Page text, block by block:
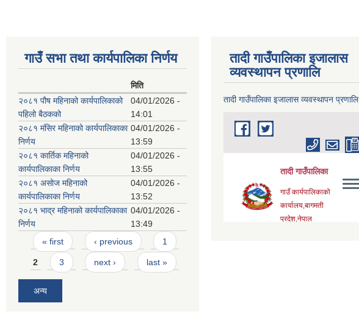
गाउँ सभा तथा कार्यपालिका निर्णय
मिति
२०८१ पौष महिनाको कार्यपालिकाको
पहिलो बैठकको
04/01/2026 -
14:01
२०८१ मंसिर महिनाको कार्यपालिकाका
निर्णय
04/01/2026 -
13:59
२०८१ कार्तिक महिनाको
कार्यपालिकाका निर्णय
04/01/2026 -
13:55
२०८१ असोज महिनाको
कार्यपालिकाका निर्णय
04/01/2026 -
13:52
२०८१ भाद्र महिनाको कार्यपालिकाका
निर्णय
04/01/2026 -
13:49
Pages
« first ‹ previous 1
2 3 next › last »
अन्य
तादी गाउँपालिका इजालास
व्यवस्थापन प्रणालि
तादी गाउँपालिका इजालास व्यवस्थापन प्रणालि